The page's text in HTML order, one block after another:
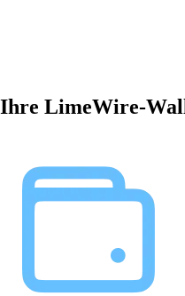
Ihre LimeWire-